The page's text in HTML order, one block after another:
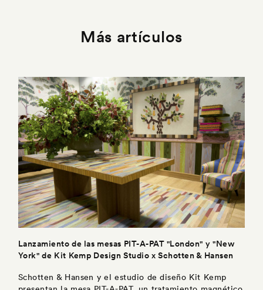
Más artículos
Lanzamiento de las mesas PIT-A-PAT "London" y "New
York" de Kit Kemp Design Studio x Schotten & Hansen
Schotten & Hansen y el estudio de diseño Kit Kemp